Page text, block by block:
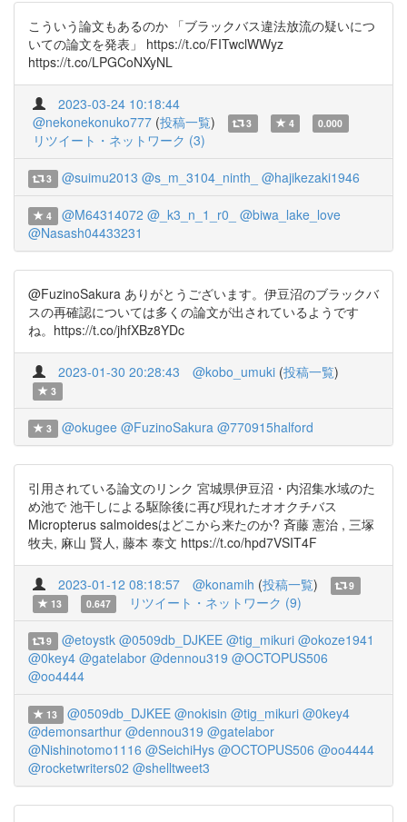
こういう論文もあるのか 「ブラックバス違法放流の疑いにつ
いての論文を発表」 https://t.co/FITwclWWyz
https://t.co/LPGCoNXyNL
2023-03-24 10:18:44
@nekonekonuko777 (投稿一覧) 3 4 0.000
リツイート・ネットワーク (3)
3 @suimu2013 @s_m_3104_ninth_ @hajikezaki1946
4 @M64314072 @_k3_n_1_r0_
@biwa_lake_love
@Nasash04433231
@FuzinoSakura ありがとうございます。伊豆沼のブラックバ
スの再確認については多くの論文が出されているようです
ね。https://t.co/jhfXBz8YDc
2023-01-30 20:28:43 @kobo_umuki (投稿一覧)
3
3 @okugee @FuzinoSakura @770915halford
引用されている論文のリンク 宮城県伊豆沼・内沼集水域のた
め池で 池干しによる駆除後に再び現れたオオクチバス
Micropterus salmoidesはどこから来たのか? 斉藤 憲治 , 三塚
牧夫, 麻山 賢人, 藤本 泰文 https://t.co/hpd7VSIT4F
2023-01-12 08:18:57 @konamih (投稿一覧)
9
13
0.647 リツイート・ネットワーク (9)
9 @etoystk @0509db_DJKEE @tig_mikuri @okoze1941
@0key4 @gatelabor @dennou319 @OCTOPUS506
@oo4444
13 @0509db_DJKEE @nokisin @tig_mikuri @0key4
@demonsarthur @dennou319 @gatelabor
@Nishinotomo1116 @SeichiHys @OCTOPUS506 @oo4444
@rocketwriters02 @shelltweet3